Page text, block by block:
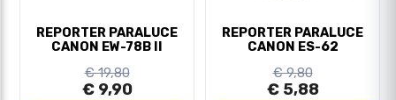
REPORTER PARALUCE
CANON EW-78B II
€ 19,80
€ 9,90
REPORTER PARALUCE
CANON ES-62
€ 9,80
€ 5,88